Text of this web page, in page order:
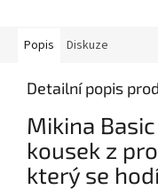
Popis Diskuze
Detailní popis
Mikina
kousek z
který se